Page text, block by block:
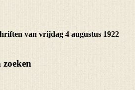
van vrijdag 4 augustus 1922